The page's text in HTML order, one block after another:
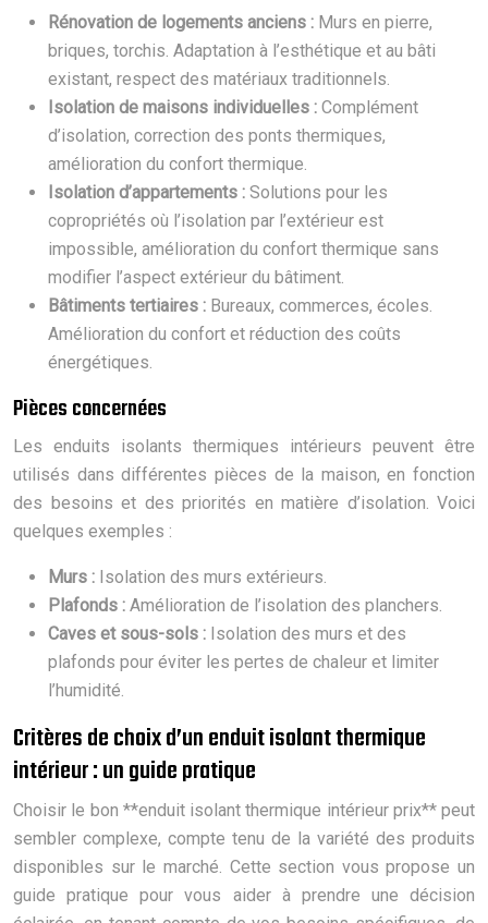
Rénovation de logements anciens : Murs en pierre,
briques, torchis. Adaptation à l’esthétique et au bâti
existant, respect des matériaux traditionnels.
Isolation de maisons individuelles : Complément
d’isolation, correction des ponts thermiques,
amélioration du confort thermique.
Isolation d’appartements : Solutions pour les
copropriétés où l’isolation par l’extérieur est
impossible, amélioration du confort thermique sans
modifier l’aspect extérieur du bâtiment.
Bâtiments tertiaires : Bureaux, commerces, écoles.
Amélioration du confort et réduction des coûts
énergétiques.
Pièces concernées
Les enduits isolants thermiques intérieurs peuvent être
utilisés dans différentes pièces de la maison, en fonction
des besoins et des priorités en matière d’isolation. Voici
quelques exemples :
Murs : Isolation des murs extérieurs.
Plafonds : Amélioration de l’isolation des planchers.
Caves et sous-sols : Isolation des murs et des
plafonds pour éviter les pertes de chaleur et limiter
l’humidité.
Critères de choix d’un enduit isolant thermique
intérieur : un guide pratique
Choisir le bon **enduit isolant thermique intérieur prix** peut
sembler complexe, compte tenu de la variété des produits
disponibles sur le marché. Cette section vous propose un
guide pratique pour vous aider à prendre une décision